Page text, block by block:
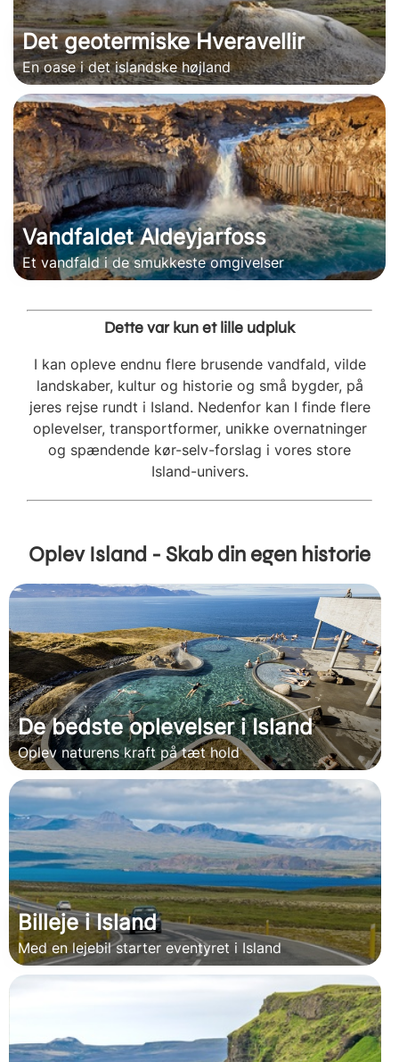
Det geotermiske Hveravellir
En oase i det islandske højland
Vandfaldet Aldeyjarfoss
Et vandfald i de smukkeste omgivelser
Dette var kun et lille udpluk
I kan opleve endnu flere brusende vandfald, vilde
landskaber, kultur og historie og små bygder, på
jeres rejse rundt i Island. Nedenfor kan I finde flere
oplevelser, transportformer, unikke overnatninger
og spændende kør-selv-forslag i vores store
Island-univers.
Oplev Island - Skab din egen historie
De bedste oplevelser i Island
Oplev naturens kraft på tæt hold
Billeje i Island
Med en lejebil starter eventyret i Island